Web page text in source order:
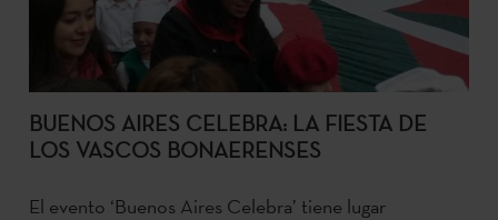
BUENOS AIRES CELEBRA: LA FIESTA DE
LOS VASCOS BONAERENSES
El evento ‘Buenos Aires Celebra’ tiene lugar